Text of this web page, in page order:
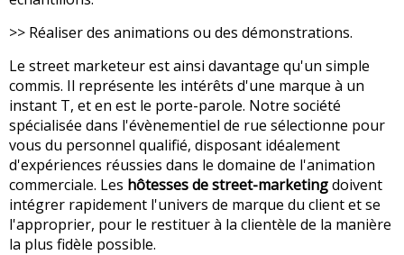
>> Réaliser des animations ou des démonstrations.
Le street marketeur est ainsi davantage qu'un simple
commis. Il représente les intérêts d'une marque à un
instant T, et en est le porte-parole. Notre société
spécialisée dans l'évènementiel de rue sélectionne pour
vous du personnel qualifié, disposant idéalement
d'expériences réussies dans le domaine de l'animation
commerciale. Les hôtesses de street-marketingdoivent
intégrer rapidement l'univers de marque du client et se
l'approprier, pour le restituer à la clientèle de la manière
la plus fidèle possible.